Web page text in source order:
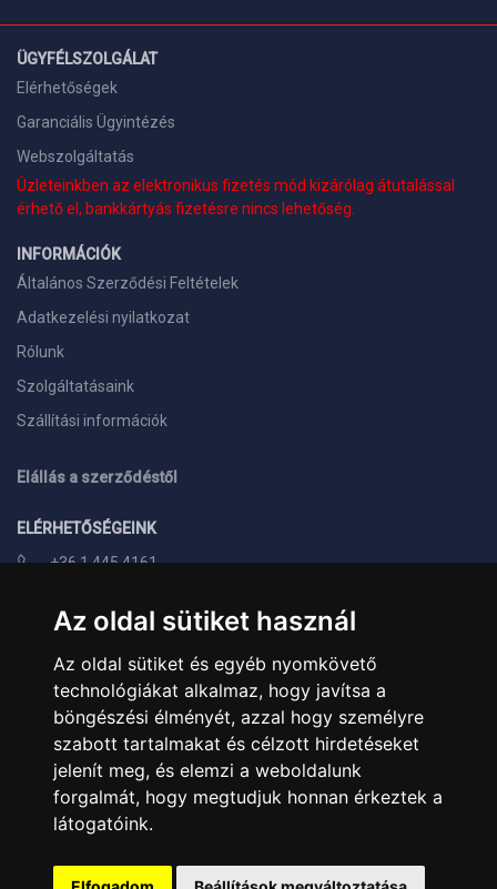
Az oldal sütiket használ
Az oldal sütiket és egyéb nyomkövető
technológiákat alkalmaz, hogy javítsa a
böngészési élményét, azzal hogy személyre
szabott tartalmakat és célzott hirdetéseket
jelenít meg, és elemzi a weboldalunk
forgalmát, hogy megtudjuk honnan érkeztek a
látogatóink.
ÜGYFÉLSZOLGÁLAT
Elérhetőségek
Garanciális Ügyintézés
Webszolgáltatás
Üzleteinkben az elektronikus fizetés mód kizárólag átutalással
érhető el, bankkártyás fizetésre nincs lehetőség.
INFORMÁCIÓK
Általános Szerződési Feltételek
Adatkezelési nyilatkozat
Rólunk
Szolgáltatásaink
Szállítási információk
Elállás a szerződéstől
ELÉRHETŐSÉGEINK
+36 1 445 4161
info@landcomputer.hu
1148 Budapest, Nagy Lajos király útja 24.
Nyitvatartás és kapcsolat
PARTNEREINK
Árukereső.hu